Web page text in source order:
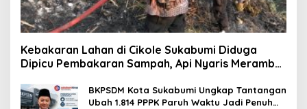
Kebakaran Lahan di Cikole Sukabumi Diduga
Dipicu Pembakaran Sampah, Api Nyaris Merambat
BKPSDM Kota Sukabumi Ungkap Tantangan
Ubah 1.814 PPPK Paruh Waktu Jadi Penuh